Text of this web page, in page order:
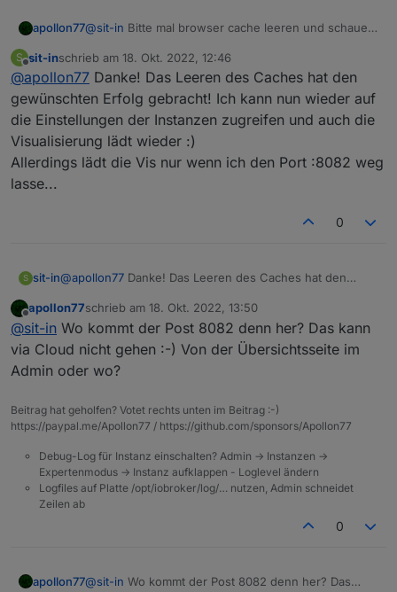
Viele Grüße!
apollon77@sit-in Bitte mal browser cache leeren und schauen
S
Offline
sit-inschrieb am 18. Okt. 2022, 12:46
zuletzt editiert von
@apollon77 Danke! Das Leeren des Caches hat den
gewünschten Erfolg gebracht! Ich kann nun wieder auf
die Einstellungen der Instanzen zugreifen und auch die
Visualisierung lädt wieder :)
Allerdings lädt die Vis nur wenn ich den Port :8082 weg
lasse...
0
S sit-in@apollon77 Danke! Das Leeren des Caches hat den
die Einstellungen der Instanzen zugreifen und auch die
Visualisierung lädt wieder :)
Allerdings lädt die Vis nur wenn ich den Port :8082 weg
lasse...
Offline
apollon77schrieb am 18. Okt. 2022, 13:50
zuletzt editiert von
@sit-in Wo kommt der Post 8082 denn her? Das kann
via Cloud nicht gehen :-) Von der Übersichtsseite im
Admin oder wo?
Beitrag hat geholfen? Votet rechts unten im Beitrag :-)
https://paypal.me/Apollon77 / https://github.com/sponsors/Apollon77
Debug-Log für Instanz einschalten? Admin -> Instanzen ->
Expertenmodus -> Instanz aufklappen - Loglevel ändern
Logfiles auf Platte /opt/iobroker/log/… nutzen, Admin schneidet
Zeilen ab
0
apollon77@sit-in Wo kommt der Post 8082 denn her? Das